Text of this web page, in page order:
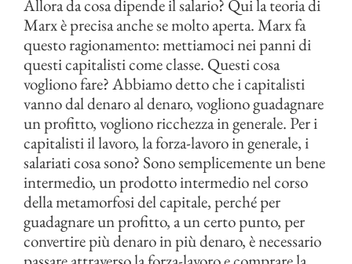
Allora da cosa dipende il salario? Qui la teoria di
Marx è precisa anche se molto aperta. Marx fa
questo ragionamento: mettiamoci nei panni di
questi capitalisti come classe. Questi cosa
vogliono fare? Abbiamo detto che i capitalisti
vanno dal denaro al denaro, vogliono guadagnare
un profitto, vogliono ricchezza in generale. Per i
capitalisti il lavoro, la forza-lavoro in generale, i
salariati cosa sono? Sono semplicemente un bene
intermedio, un prodotto intermedio nel corso
della metamorfosi del capitale, perché per
guadagnare un profitto, a un certo punto, per
convertire più denaro in più denaro, è necessario